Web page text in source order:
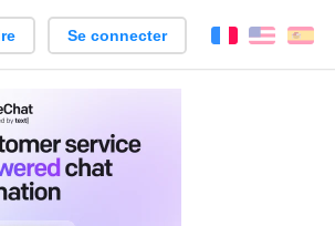
Se connecter FrançaisEnglish